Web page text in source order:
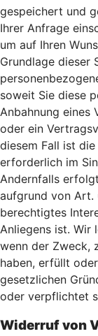
gespeichert und
Ihrer Anfrage
um auf Ihren
Grundlage dieser
soweit Sie diese
Anbahnung eines
oder ein
diesem Fall ist
erforderlich im
Andernfalls
aufgrund von Art.
berechtigtes
Anliegens ist. Wir
wenn der Zweck,
haben, erfüllt
gesetzlichen
oder verpflichtet
Widerruf von